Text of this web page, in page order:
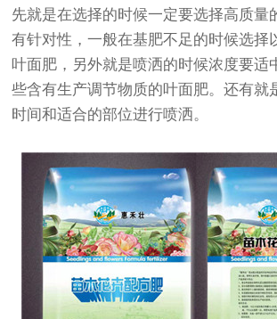
先就是在选择的时候一定要选择高质量
有针对性，一般在基肥不足的时候选择
叶面肥，另外就是喷洒的时候浓度要适
些含有生产调节物质的叶面肥。还有就
时间和适合的部位进行喷洒。